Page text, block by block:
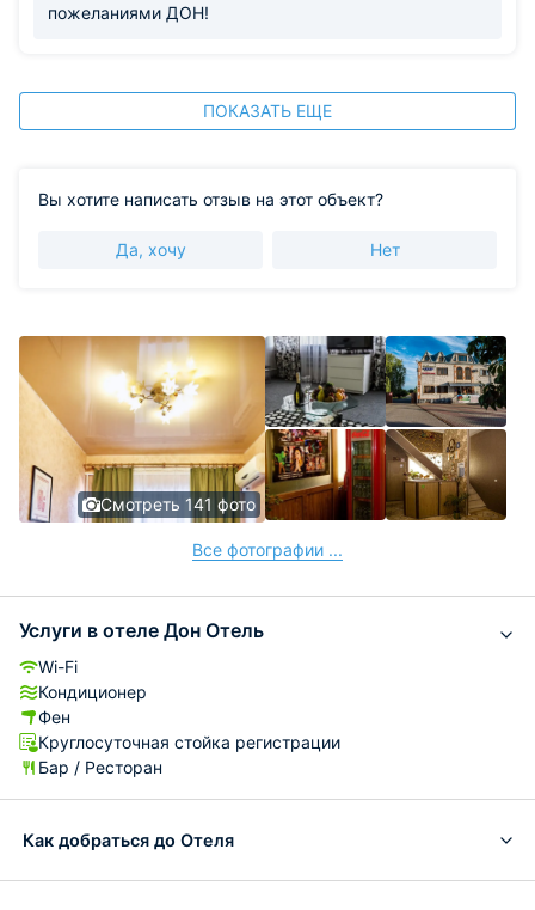
пожеланиями ДОН!
ПОКАЗАТЬ ЕЩЕ
Вы хотите написать отзыв на этот объект?
Да, хочу Нет
Смотреть 141 фото
Все фотографии ...
Услуги в отеле Дон Отель
Wi-Fi
Кондиционер
Фен
Круглосуточная стойка регистрации
Бар / Ресторан
Как добраться до Отеля